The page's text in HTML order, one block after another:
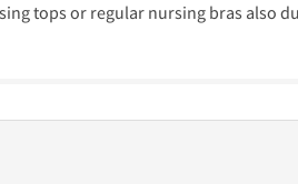
tops or regular nursing bras also